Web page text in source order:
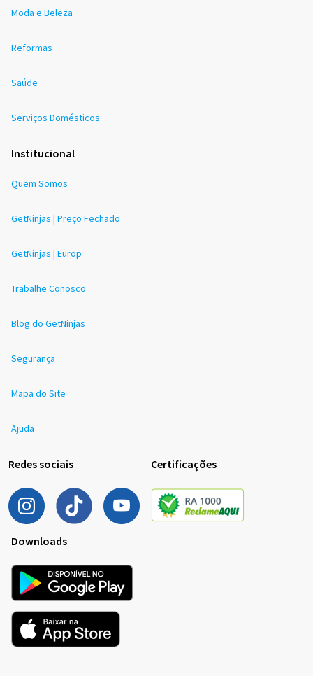
Moda e Beleza
Reformas
Saúde
Serviços Domésticos
Institucional
Quem Somos
GetNinjas | Preço Fechado
GetNinjas | Europ
Trabalhe Conosco
Blog do GetNinjas
Segurança
Mapa do Site
Ajuda
Redes sociais Certificações
Downloads